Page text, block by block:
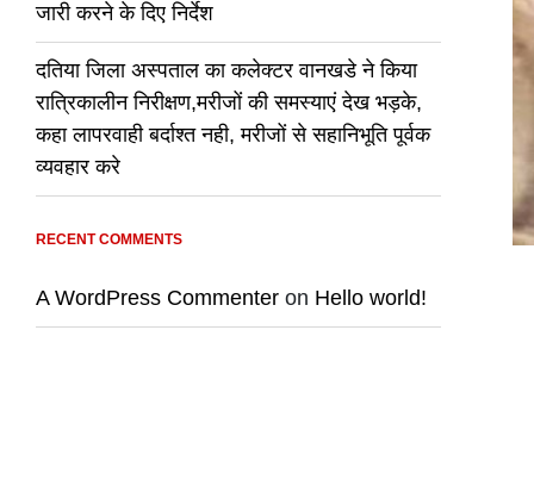
जारी करने के दिए निर्देश
दतिया जिला अस्पताल का कलेक्टर वानखडे ने किया
रात्रिकालीन निरीक्षण,मरीजों की समस्याएं देख भड़के,
कहा लापरवाही बर्दाश्त नही, मरीजों से सहानिभूति पूर्वक
व्यवहार करे
RECENT COMMENTS
A WordPress Commenter on Hello world!